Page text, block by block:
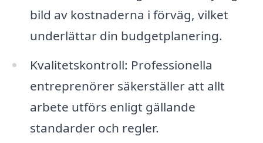
bild av kostnaderna i förväg, vilket
underlättar din budgetplanering.
Kvalitetskontroll: Professionella
entreprenörer säkerställer att allt
arbete utförs enligt gällande
standarder och regler.